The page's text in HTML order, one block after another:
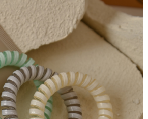
限公司提供之「AFTEE先享後付」服務完成之交
內提供個人資料，並將交易相關給付款項請求債
公司。
，請瀏覽以下網址：
徵得法定代理人或監護人之同意方可使用
經同意申辦者引起之損失，本公司不負相關責
」時，將依據個別帳號之用戶狀況，依本公司即
；若仍有額度不足之情形，本公司將視審查結果
或使用他人資訊註冊。若發現惡意使用之情形，
含以上)免運費
含以上)免運費
含以上)免運費
倉庫統一出貨)
含以上)免運費